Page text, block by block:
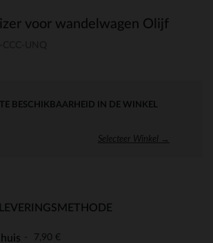
voor wandelwagen Olijf
BESCHIKBAARHEID IN DE WINKEL
Selecteer Winkel →
7,90 €